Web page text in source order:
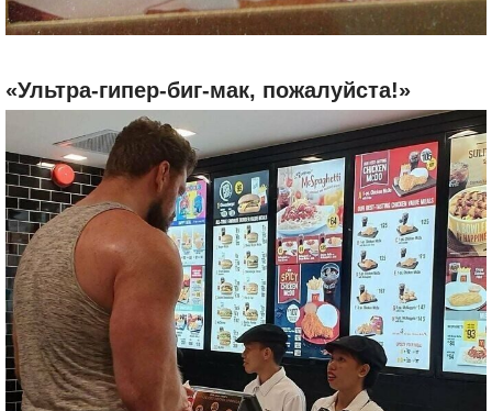
«Ультра-гипер-биг-мак, пожалуйста!»